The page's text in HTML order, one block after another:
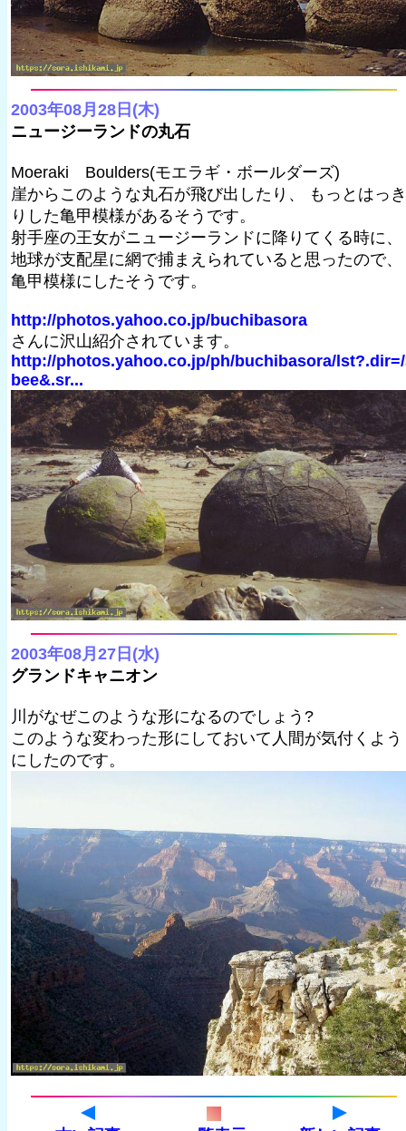
2003年08月28日(木)
ニュージーランドの丸石
Moeraki Boulders(モエラギ・ボールダーズ)
崖からこのような丸石が飛び出したり、 もっとはっき
りした亀甲模様があるそうです。
射手座の王女がニュージーランドに降りてくる時に、
地球が支配星に網で捕まえられていると思ったので、
亀甲模様にしたそうです。
http://photos.yahoo.co.jp/buchibasora
さんに沢山紹介されています。
http://photos.yahoo.co.jp/ph/buchibasora/
bee&.sr...
2003年08月27日(水)
グランドキャニオン
川がなぜこのような形になるのでしょう?
このような変わった形にしておいて人間が気付くよう
にしたのです。